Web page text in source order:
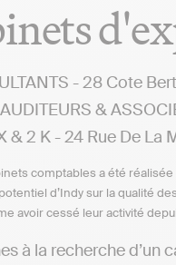
- 28 Cote
&
& 2 K - 24 Rue De La
comptables a été
d’Indy sur la qualité
avoir cessé leur activité
à la recherche